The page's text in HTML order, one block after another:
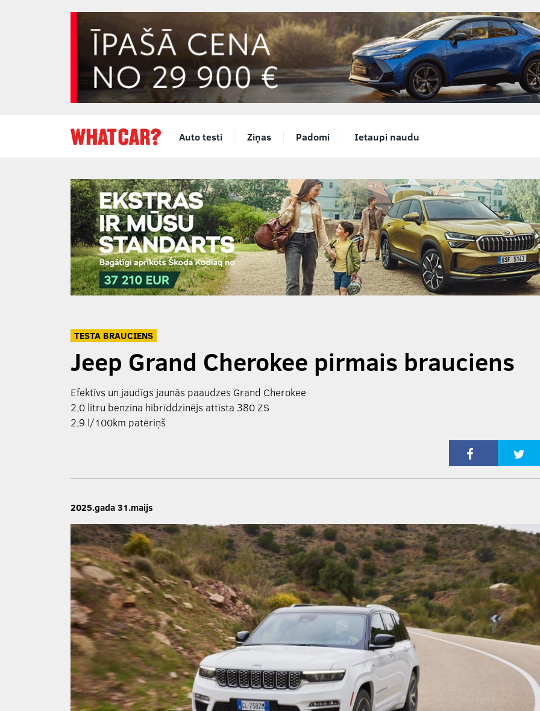
Auto testi Ziņas Padomi Ietaupi naudu
TESTA BRAUCIENS
Jeep Grand Cherokee pirmais brauciens
Efektīvs un jaudīgs jaunās paaudzes Grand Cherokee
2,0 litru benzīna hibrīddzinējs attīsta 380 ZS
2,9 l/100km patēriņš
2025.gada 31.maijs